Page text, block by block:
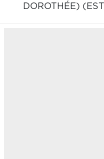
DOROTHÉE)